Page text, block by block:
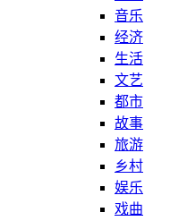
音乐
经济
生活
文艺
都市
故事
旅游
乡村
娱乐
戏曲